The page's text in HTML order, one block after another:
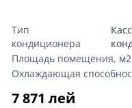
Тип
кондиционера
Площадь помещения, м2
Охлаждающая
7 871 лей